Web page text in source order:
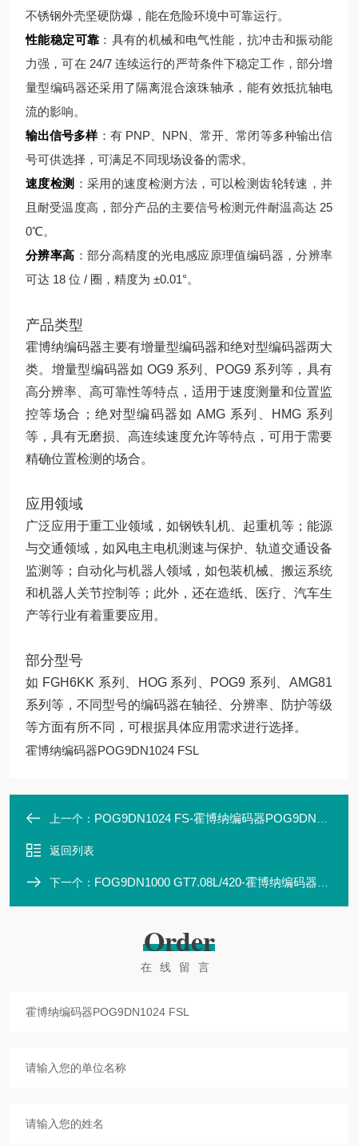
不锈钢外壳坚硬防爆，能在危险环境中可靠运行。
性能稳定可靠 ：具有的机械和电气性能，抗冲击和振动能
力强，可在 24/7 连续运行的严苛条件下稳定工作，部分增
量型编码器还采用了隔离混合滚珠轴承，能有效抵抗轴电
流的影响。
输出信号多样：有 PNP、NPN、常开、常闭等多种输出信
号可供选择，可满足不同现场设备的需求。
速度检测 ：采用的速度检测方法，可以检测齿轮转速，并
且耐受温度高，部分产品的主要信号检测元件耐温高达 25
0℃。
分辨率高 ：部分高精度的光电感应原理值编码器，分辨率
可达 18 位 / 圈，精度为 ±0.01°。
产品类型
霍博纳编码器主要有增量型编码器和绝对型编码器两大
类。增量型编码器如 OG9 系列、POG9 系列等，具有
高分辨率、高可靠性等特点，适用于速度测量和位置监
控等场合；绝对型编码器如 AMG 系列、HMG 系列
等，具有无磨损、高连续速度允许等特点，可用于需要
精确位置检测的场合。
应用领域
广泛应用于重工业领域，如钢铁轧机、起重机等；能源
与交通领域，如风电主电机测速与保护、轨道交通设备
监测等；自动化与机器人领域，如包装机械、搬运系统
和机器人关节控制等；此外，还在造纸、医疗、汽车生
产等行业有着重要应用。
部分型号
如 FGH6KK 系列、HOG 系列、POG9 系列、AMG81
系列等，不同型号的编码器在轴径、分辨率、防护等级
等方面有所不同，可根据具体应用需求进行选择。
霍博纳编码器POG9DN1024 FSL
上一个： POG9DN1024 FS-霍博纳编码器POG9DN1024 FS
返回列表
下一个： FOG9DN1000 GT7.08L/420-霍博纳编码器FOG9DN1000 GT7.08L/420
Order
在线留言